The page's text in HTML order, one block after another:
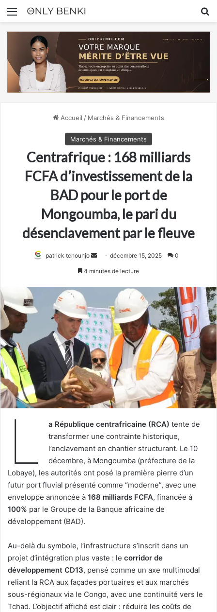
Menu
Accueil / Marchés & Financements
Marchés & Financements
Centrafrique : 168 milliards
FCFA d’investissement de la
BAD pour le port de
Mongoumba, le pari du
désenclavement par le fleuve
patrick tchounjo
Envoyerdécembre 15, 2025 0
4 minutes de lecture
L a République centrafricaine (RCA) tente de
transformer une contrainte historique,
l’enclavement en chantier structurant. Le 10
décembre, à Mongoumba (préfecture de la
Lobaye), les autorités ont posé la première pierre d’un
futur port fluvial présenté comme “moderne”, avec une
enveloppe annoncée à 168 milliards FCFA, financée à
100% par le Groupe de la Banque africaine de
développement (BAD).
Au-delà du symbole, l’infrastructure s’inscrit dans un
projet d’intégration plus vaste : le corridor de
développement CD13, pensé comme un axe multimodal
reliant la RCA aux façades portuaires et aux marchés
sous-régionaux via le Congo, avec une continuité vers le
Tchad. L’objectif affiché est clair : réduire les coûts de